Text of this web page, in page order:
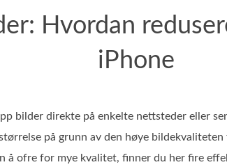
Hvordan
iPhone
bilder direkte på enkelte nettsteder eller
på grunn av den høye bildekvaliteten
å ofre for mye kvalitet, finner du her fire